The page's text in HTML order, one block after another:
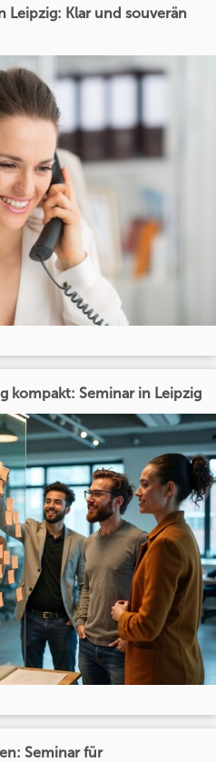
Klar und souverän
kompakt: Seminar in Leipzig
Seminar für